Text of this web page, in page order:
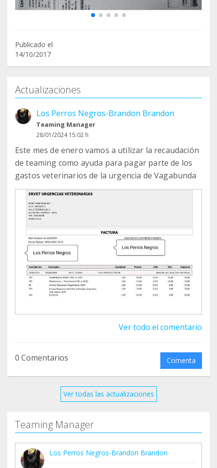
Publicado el
14/10/2017
Actualizaciones
Los Perros Negros-Brandon Brandon
Teaming Manager
28/01/2024 15:02 h
Este mes de enero vamos a utilizar la recaudación
de teaming como ayuda para pagar parte de los
gastos veterinarios de la urgencia de Vagabunda
Ver todo el comentario
0 Comentarios Comenta
Ver todas las actualizaciones
Teaming Manager
Los Perros Negros-Brandon Brandon